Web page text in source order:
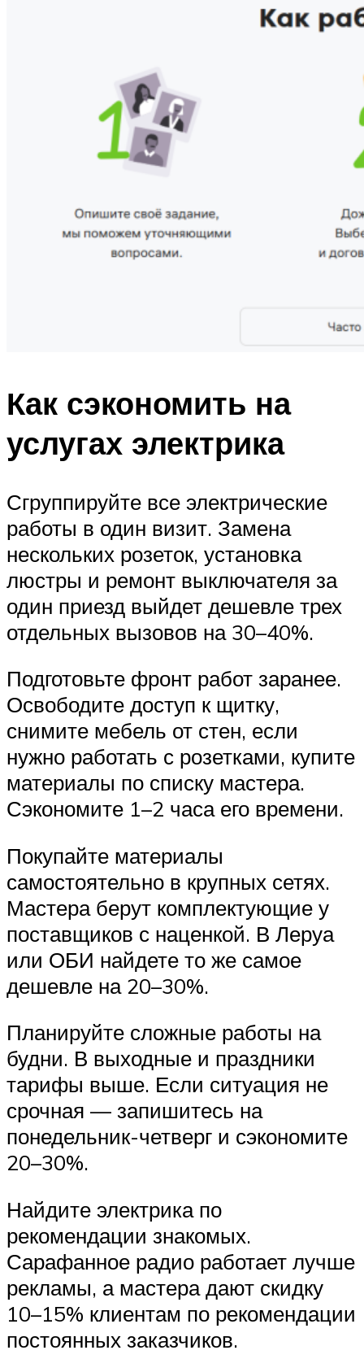
Как сэкономить на
услугах электрика
Сгруппируйте все электрические
работы в один визит. Замена
нескольких розеток, установка
люстры и ремонт выключателя за
один приезд выйдет дешевле трех
отдельных вызовов на 30–40%.
Подготовьте фронт работ заранее.
Освободите доступ к щитку,
снимите мебель от стен, если
нужно работать с розетками, купите
материалы по списку мастера.
Сэкономите 1–2 часа его времени.
Покупайте материалы
самостоятельно в крупных сетях.
Мастера берут комплектующие у
поставщиков с наценкой. В Леруа
или ОБИ найдете то же самое
дешевле на 20–30%.
Планируйте сложные работы на
будни. В выходные и праздники
тарифы выше. Если ситуация не
срочная — запишитесь на
понедельник-четверг и сэкономите
20–30%.
Найдите электрика по
рекомендации знакомых.
Сарафанное радио работает лучше
рекламы, а мастера дают скидку
10–15% клиентам по рекомендации
постоянных заказчиков.